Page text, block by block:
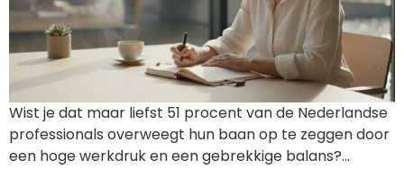
Wist je dat maar liefst 51 procent van de Nederlandse
professionals overweegt hun baan op te zeggen door
een hoge werkdruk en een gebrekkige balans?…